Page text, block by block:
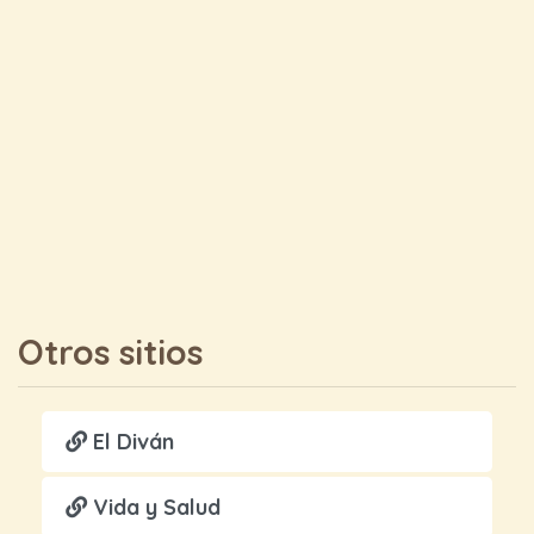
Otros sitios
El Diván
Vida y Salud